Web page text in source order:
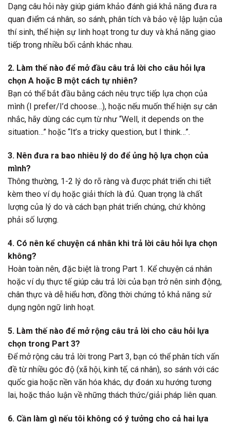
Dạng câu hỏi này giúp giám khảo đánh giá khả năng đưa ra
quan điểm cá nhân, so sánh, phân tích và bảo vệ lập luận của
thí sinh, thể hiện sự linh hoạt trong tư duy và khả năng giao
tiếp trong nhiều bối cảnh khác nhau.
2. Làm thế nào để mở đầu câu trả lời cho câu hỏi lựa
chọn A hoặc B một cách tự nhiên?
Bạn có thể bắt đầu bằng cách nêu trực tiếp lựa chọn của
mình (I prefer/I’d choose…), hoặc nếu muốn thể hiện sự cân
nhắc, hãy dùng các cụm từ như “Well, it depends on the
situation…” hoặc “It’s a tricky question, but I think…”.
3. Nên đưa ra bao nhiêu lý do để ủng hộ lựa chọn của
mình?
Thông thường, 1-2 lý do rõ ràng và được phát triển chi tiết
kèm theo ví dụ hoặc giải thích là đủ. Quan trọng là chất
lượng của lý do và cách bạn phát triển chúng, chứ không
phải số lượng.
4. Có nên kể chuyện cá nhân khi trả lời câu hỏi lựa chọn
không?
Hoàn toàn nên, đặc biệt là trong Part 1. Kể chuyện cá nhân
hoặc ví dụ thực tế giúp câu trả lời của bạn trở nên sinh động,
chân thực và dễ hiểu hơn, đồng thời chứng tỏ khả năng sử
dụng ngôn ngữ linh hoạt.
5. Làm thế nào để mở rộng câu trả lời cho câu hỏi lựa
chọn trong Part 3?
Để mở rộng câu trả lời trong Part 3, bạn có thể phân tích vấn
đề từ nhiều góc độ (xã hội, kinh tế, cá nhân), so sánh với các
quốc gia hoặc nền văn hóa khác, dự đoán xu hướng tương
lai, hoặc thảo luận về những thách thức/giải pháp liên quan.
6. Cần làm gì nếu tôi không có ý tưởng cho cả hai lựa